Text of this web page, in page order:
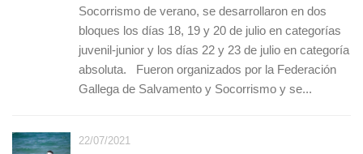
Socorrismo de verano, se desarrollaron en dos
bloques los días 18, 19 y 20 de julio en categorías
juvenil-junior y los días 22 y 23 de julio en categoría
absoluta. Fueron organizados por la Federación
Gallega de Salvamento y Socorrismo y se...
22/07/2021